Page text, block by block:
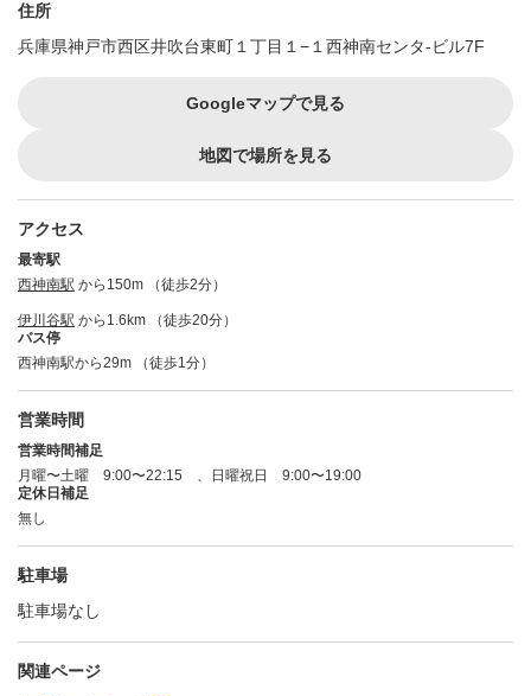
住所
兵庫県神戸市西区井吹台東町１丁目１−１西神南センタ-ビル7F
Googleマップで見る
地図で場所を見る
アクセス
最寄駅
西神南駅 から150m （徒歩2分）
伊川谷駅 から1.6km （徒歩20分）
バス停
西神南駅から29m （徒歩1分）
営業時間
営業時間補足
月曜〜土曜 9:00〜22:15 、日曜祝日 9:00〜19:00
定休日補足
無し
駐車場
駐車場なし
関連ページ